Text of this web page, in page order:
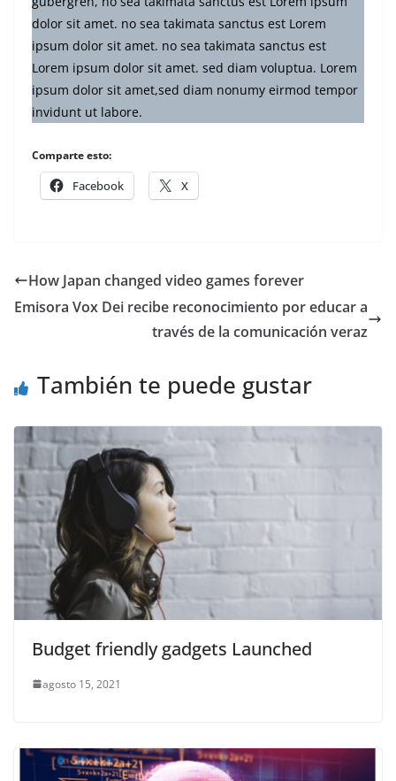
dolor sit amet. no sea takimata sanctus est Lorem
ipsum dolor sit amet. no sea takimata sanctus est
Lorem ipsum dolor sit amet. sed diam voluptua. Lorem
ipsum dolor sit amet,sed diam nonumy eirmod tempor
invidunt ut labore.
Comparte esto:
Facebook X
How Japan changed video games forever
Emisora Vox Dei recibe reconocimiento por educar a
través de la comunicación veraz
También te puede gustar
Budget friendly gadgets Launched
agosto 15, 2021